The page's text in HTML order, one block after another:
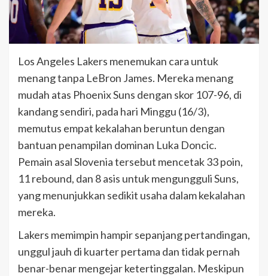
Los Angeles Lakers menemukan cara untuk
menang tanpa LeBron James. Mereka menang
mudah atas Phoenix Suns dengan skor 107-96, di
kandang sendiri, pada hari Minggu (16/3),
memutus empat kekalahan beruntun dengan
bantuan penampilan dominan Luka Doncic.
Pemain asal Slovenia tersebut mencetak 33 poin,
11 rebound, dan 8 asis untuk mengungguli Suns,
yang menunjukkan sedikit usaha dalam kekalahan
mereka.
Lakers memimpin hampir sepanjang pertandingan,
unggul jauh di kuarter pertama dan tidak pernah
benar-benar mengejar ketertinggalan. Meskipun